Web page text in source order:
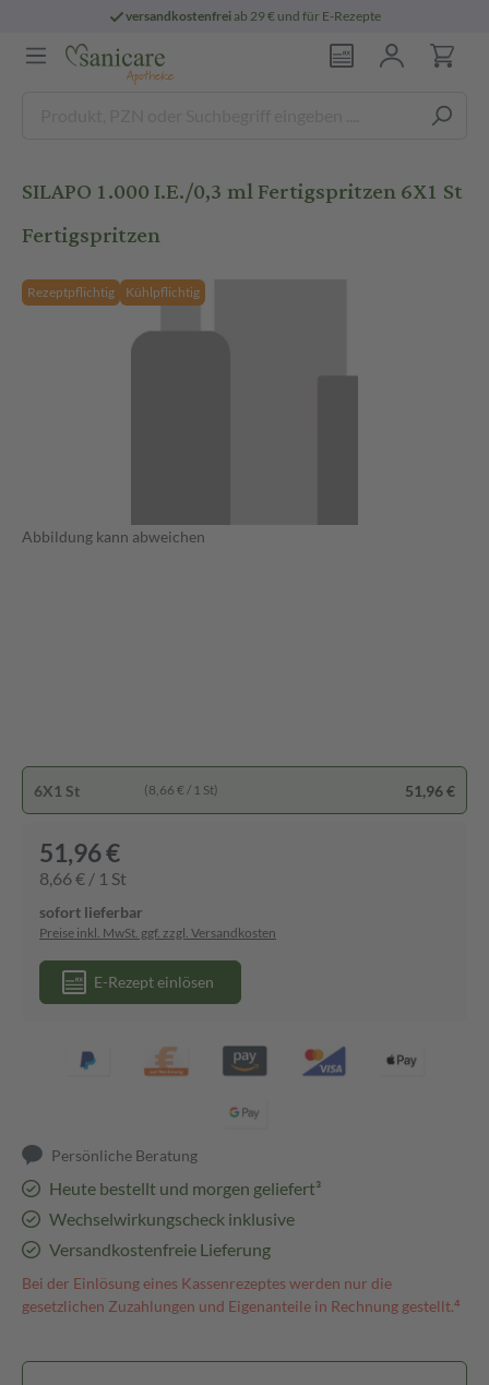
versandkostenfreiab 29 € und für E-Rezepte
SILAPO 1.000 I.E./0,3 ml Fertigspritzen 6X1 St
Fertigspritzen
Rezeptpflichtig Kühlpflichtig
Abbildung kann abweichen
6X1 St (8,66 € / 1 St) 51,96 €
51,96 €
8,66 € / 1 St
sofort lieferbar
Preise inkl. MwSt. ggf. zzgl. Versandkosten
E-Rezept einlösen
Persönliche Beratung
Heute bestellt und morgen geliefert³
Wechselwirkungscheck inklusive
Versandkostenfreie Lieferung
Bei der Einlösung eines Kassenrezeptes werden nur die
gesetzlichen Zuzahlungen und Eigenanteile in Rechnung gestellt.⁴